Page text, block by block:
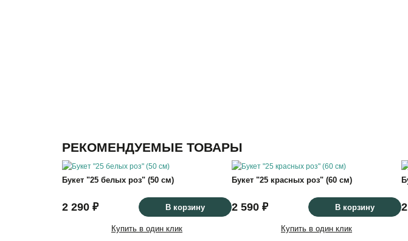
РЕКОМЕНДУЕМЫЕ ТОВАРЫ
Букет "25 белых роз" (50 см)
2 290 ₽ В корзину
Купить в один клик
Букет "25 красных роз" (60 см)
2 590 ₽ В корзину
Купить в один клик